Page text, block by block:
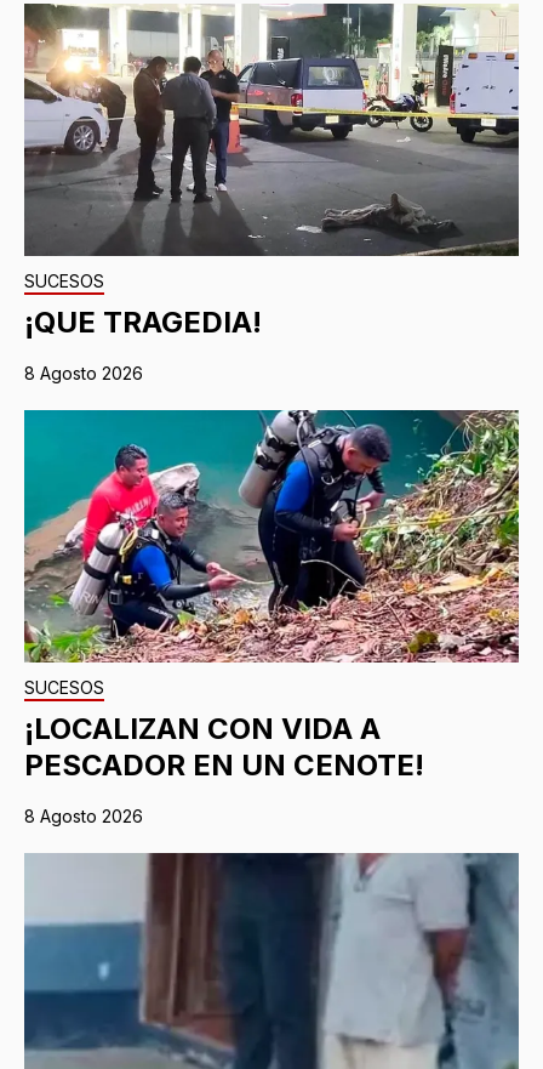
SUCESOS
¡QUE TRAGEDIA!
8 Agosto 2026
SUCESOS
¡LOCALIZAN CON VIDA A
PESCADOR EN UN CENOTE!
8 Agosto 2026